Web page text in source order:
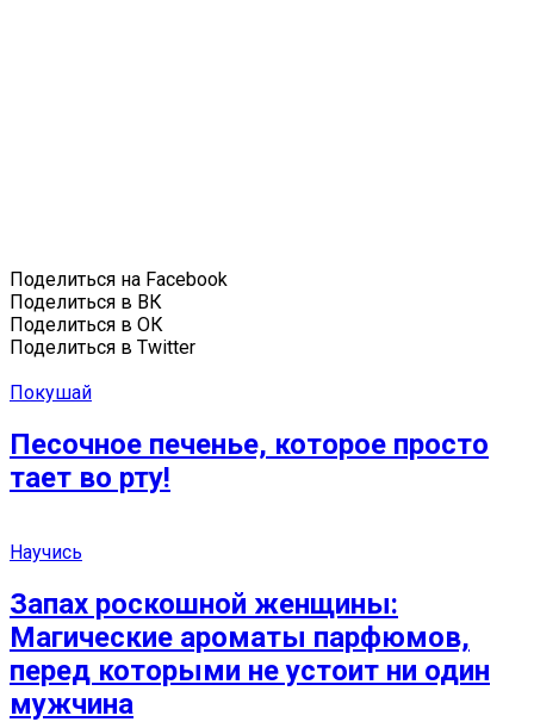
Поделиться на Facebook
Поделиться в ВК
Поделиться в ОК
Поделиться в Twitter
Покушай
Песочное печенье, которое просто
тает во рту!
Научись
Запах роскошной женщины:
Магические ароматы парфюмов,
перед которыми не устоит ни один
мужчина